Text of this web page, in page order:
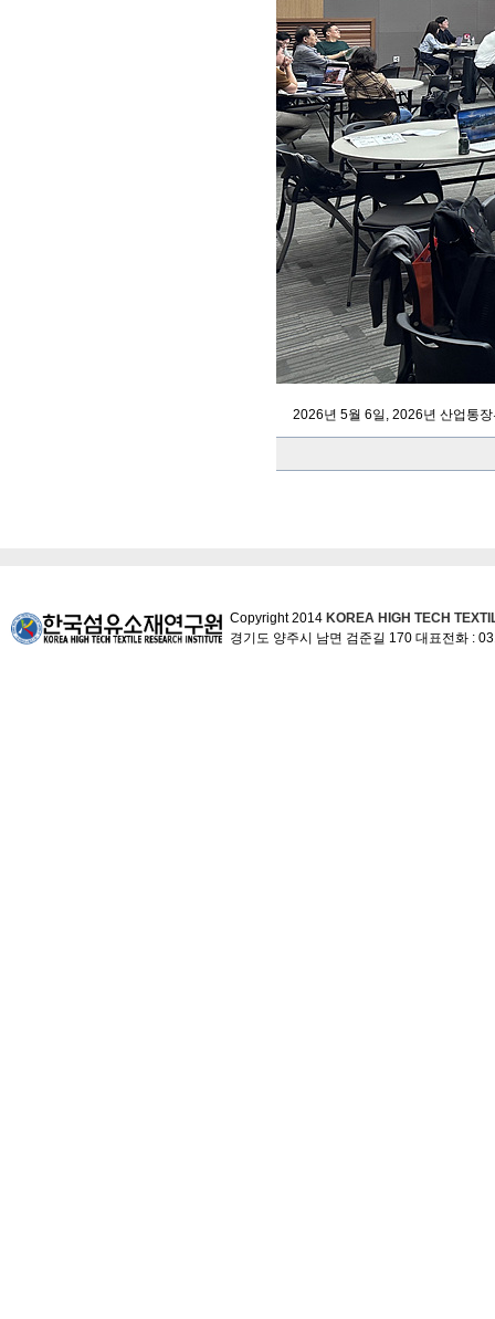
2026년 5월 6일, 2026년 산업통
Copyright 2014 KOREA HIGH TECH
경기도 양주시 남면 검준길 170 대표전화 :